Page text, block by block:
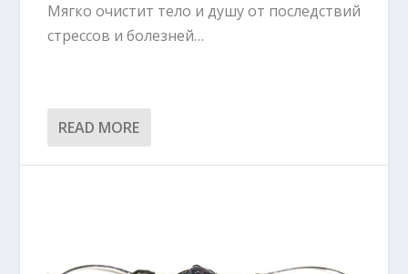
Мягко очистит тело и душу от последствий
стрессов и болезней…
READ MORE